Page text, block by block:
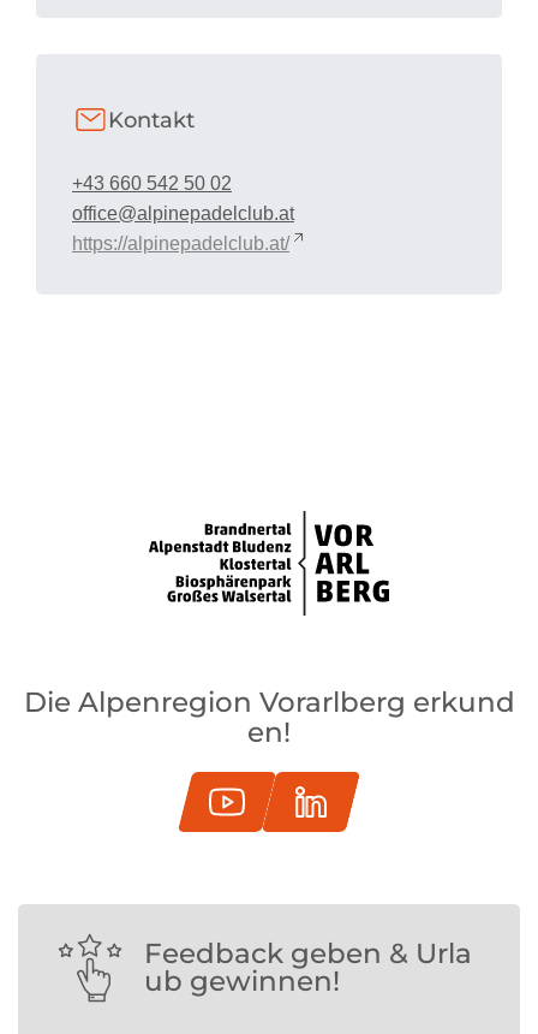
Kontakt
+43 660 542 50 02
office@alpinepadelclub.at
https://alpinepadelclub.at/
Die Alpenregion Vorarlberg erkund
en!
Feedback geben & Urla
ub gewinnen!